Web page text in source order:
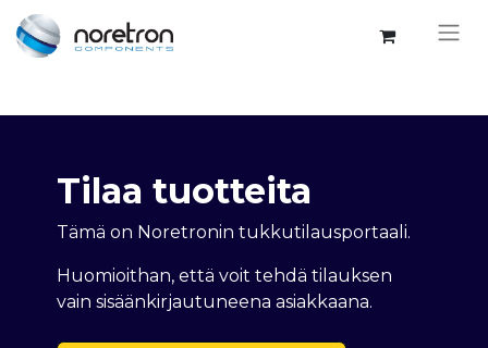
Tilaa tuotteita
Tämä on Noretronin tukkutilausportaali.
Huomioithan, että voit tehdä tilauksen
vain sisäänkirjautuneena asiakkaana.